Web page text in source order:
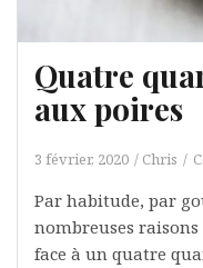
Quatre
aux poires
3 février, 2020 Chris
Par habitude, par
nombreuses
face à un quatre